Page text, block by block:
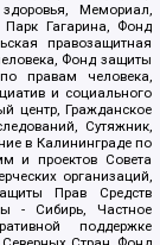
Мемориал,
Гагарина, Фонд
правозащитная
Фонд защиты
по правам человека,
и социального
центр, Гражданское
Сутяжник,
в Калининграде по
и проектов Совета
организаций,
Прав Средств
- Сибирь, Частное
поддержке